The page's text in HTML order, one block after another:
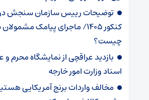
توضیحات رییس سازمان سنجش
کنکور ۱۴۰۵/ ماجرای پیامک
چیست؟
بازدید عراقچی از نمایشگاه محرم و
اسناد وزارت امور خارجه
مخالف واردات برنج آمریکایی